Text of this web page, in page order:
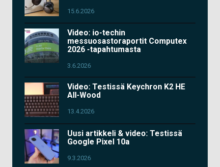
15.6.2026
Video: io-techin
messuosastoraportit Computex
2026 -tapahtumasta
3.6.2026
Video: Testissä Keychron K2 HE
All-Wood
13.4.2026
Uusi artikkeli & video: Testissä
Google Pixel 10a
9.3.2026